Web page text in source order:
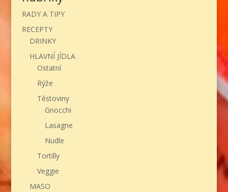
RADY A TIPY
RECEPTY
DRINKY
HLAVNÍ JÍDLA
Ostatní
Rýže
Těstoviny
Gnocchi
Lasagne
Nudle
Tortilly
Veggie
MASO